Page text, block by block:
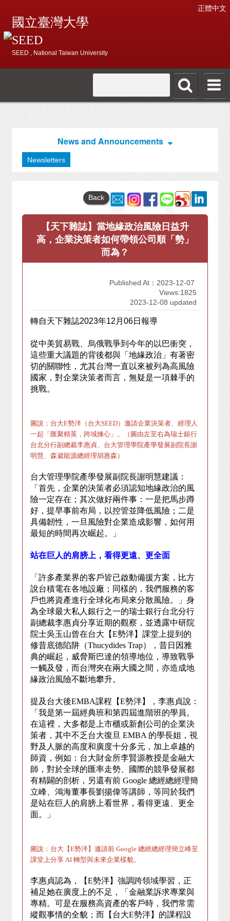
正體中文
國立臺灣大學
SEED
SEED , National Taiwan University
News and Announcements
Newsletters
Back
【天下雜誌】當地緣政治風險日益升
高，企業決策者如何帶領公司順「勢」
而為？
Published At：2023-12-07
Views:1825
2023-12-08 updated
轉自天下雜誌2023年12 月06日報導
從中美貿易戰、烏俄戰爭到今年的以巴衝突，
這些重大議題的背後都與「地緣政治」有著密
切的關聯性，尤其台灣一直以來被列為高風險
國家，對企業決策者而言，無疑是一項棘手的
挑戰。
圖說：台大E勢泮（台大SEED）邀請企業決策者、經理人
一起「匯聚精英，跨域煉心」。（圖由左至右為瑞士銀行
台北分行副總裁李惠貞、台大管理學院產學發展副院長謝
明慧、森崴能源總經理胡惠森）
台大管理學院產學發展副院長謝明慧建議：
「首先，企業的決策者必須認知地緣政治的風
險一定存在；其次做好兩件事：一是把馬步蹲
好，提早事前布局，以控管並降低風險；二是
具備韌性，一旦風險對企業造成影響，如何用
最短的時間再次崛起。」
站在巨人的肩膀上，看得更遠、更全面
「許多產業界的客戶皆已啟動備援方案，比方
說台積電在各地設廠；同樣的，我們服務的客
戶也將資產進行全球化布局來分散風險。」身
為全球最大私人銀行之一的瑞士銀行台北分行
副總裁李惠貞分享近期的觀察，並透露中研院
院士吳玉山曾在台大【E勢泮】課堂上提到的
修昔底德陷阱（Thucydides Trap），昔日因雅
典的崛起，威脅斯巴達的領導地位，導致戰爭
一觸及發，而台灣夾在兩大國之間，亦造成地
緣政治風險不斷地攀升。
提及台大後EMBA課程【E勢泮】，李惠貞說：
「我是第一屆經典班和第四屆進階班的學員。
在這裡，大多都是上市櫃或新創公司的企業決
策者，其中不乏台大復旦 EMBA 的學長姐，視
野及人脈的高度和廣度十分多元，加上卓越的
師資，例如：台大財金所李賢源教授是金融大
師，對於全球的匯率走勢、國際的競爭發展都
有精闢的剖析，另還有前 Google總經總經理簡
立峰、鴻海董事長劉揚偉等講師，等同於我們
是站在巨人的肩膀上看世界，看得更遠、更全
面。」
圖說：台大【E勢泮】邀請前 Google 總經總經理簡立峰至
課堂上分享 AI 轉型與未來企業樣貌。
李惠貞認為，【E勢泮】強調跨領域學習，正
補足她在廣度上的不足，「金融業訴求專業與
專精。可是在服務高資產的客戶時，我們常需
縱觀事情的全貌；而【台大E勢泮】的課程設